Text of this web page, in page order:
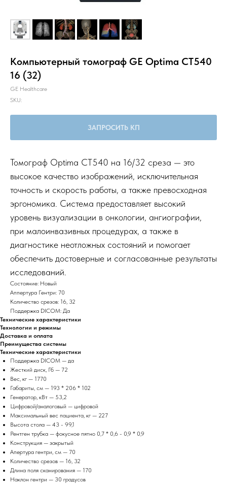
Компьютерный томограф GE Optima CT540
16 (32)
GE Healthcare
SKU:
ЗАПРОСИТЬ КП
Томограф Optima CT540 на 16/32 среза — это
высокое качество изображений, исключительная
точность и скорость работы, а также превосходная
эргономика. Система предоставляет высокий
уровень визуализации в онкологии, ангиографии,
при малоинвазивных процедурах, а также в
диагностике неотложных состояний и помогает
обеспечить достоверные и согласованные результаты
исследований.
Состояние: Новый
Аппертура Гентри: 70
Количество срезов: 16, 32
Поддержка DICOM: Да
Технические характеристики
Технологии и режимы
Доставка и оплата
Преимущества системы
Технические характеристики
Поддержка DICOM — да
Жесткий диск, Гб — 72
Вес, кг — 1770
Габариты, см — 193 * 206 * 102
Генератор, кВт — 53,2
Цифровой/аналоговый — цифровой
Максимальный вес пациента, кг — 227
Высота стола — 43 - 99,1
Рентген трубка — фокусное пятно 0,7 * 0,6 - 0,9 * 0,9
Конструкция — закрытый
Апертура гентри, см — 70
Количество срезов — 16, 32
Длина поля сканирования — 170
Наклон гентри — 30 градусов